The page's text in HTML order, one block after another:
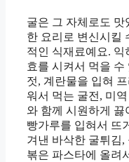
굴은 그 자체로도 맛
한 요리로 변신시킬
적인 식재료예요. 익
효를 시켜서 먹을 수
젓, 계란물을 입혀
워서 먹는 굴전, 미역
와 함께 시원하게 끓
빵가루를 입혀서 뜨
겨낸 바삭한 굴튀김,
볶은 파스타에 올려